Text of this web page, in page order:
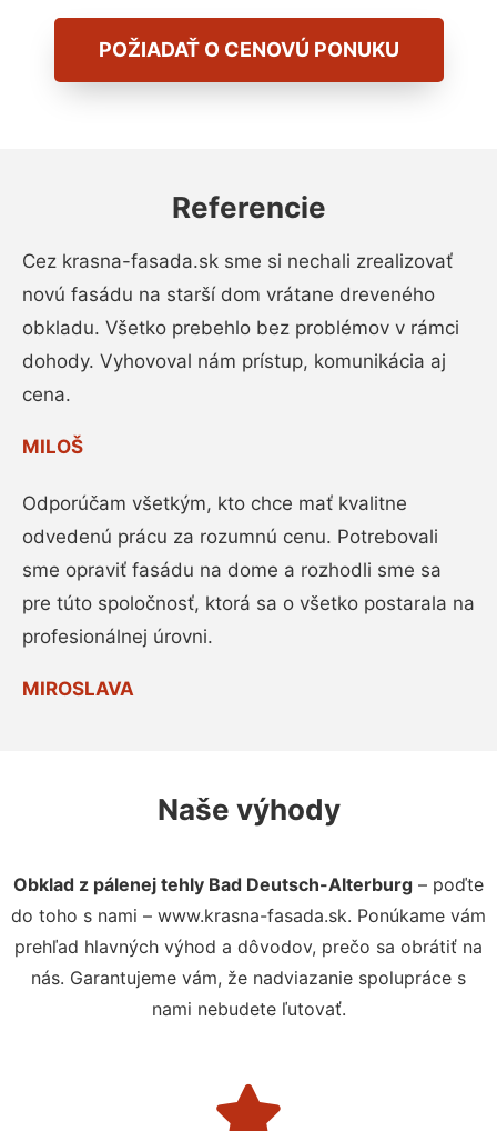
POŽIADAŤ O CENOVÚ PONUKU
Referencie
Cez krasna-fasada.sk sme si nechali zrealizovať
novú fasádu na starší dom vrátane dreveného
obkladu. Všetko prebehlo bez problémov v rámci
dohody. Vyhovoval nám prístup, komunikácia aj
cena.
MILOŠ
Odporúčam všetkým, kto chce mať kvalitne
odvedenú prácu za rozumnú cenu. Potrebovali
sme opraviť fasádu na dome a rozhodli sme sa
pre túto spoločnosť, ktorá sa o všetko postarala na
profesionálnej úrovni.
MIROSLAVA
Naše výhody
Obklad z pálenej tehly Bad Deutsch-Alterburg – poďte
do toho s nami – www.krasna-fasada.sk. Ponúkame vám
prehľad hlavných výhod a dôvodov, prečo sa obrátiť na
nás. Garantujeme vám, že nadviazanie spolupráce s
nami nebudete ľutovať.